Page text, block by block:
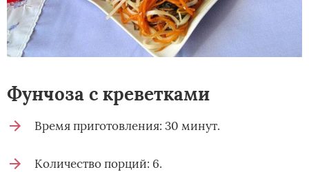
Фунчоза с креветками
Время приготовления: 30 минут.
Количество порций: 6.